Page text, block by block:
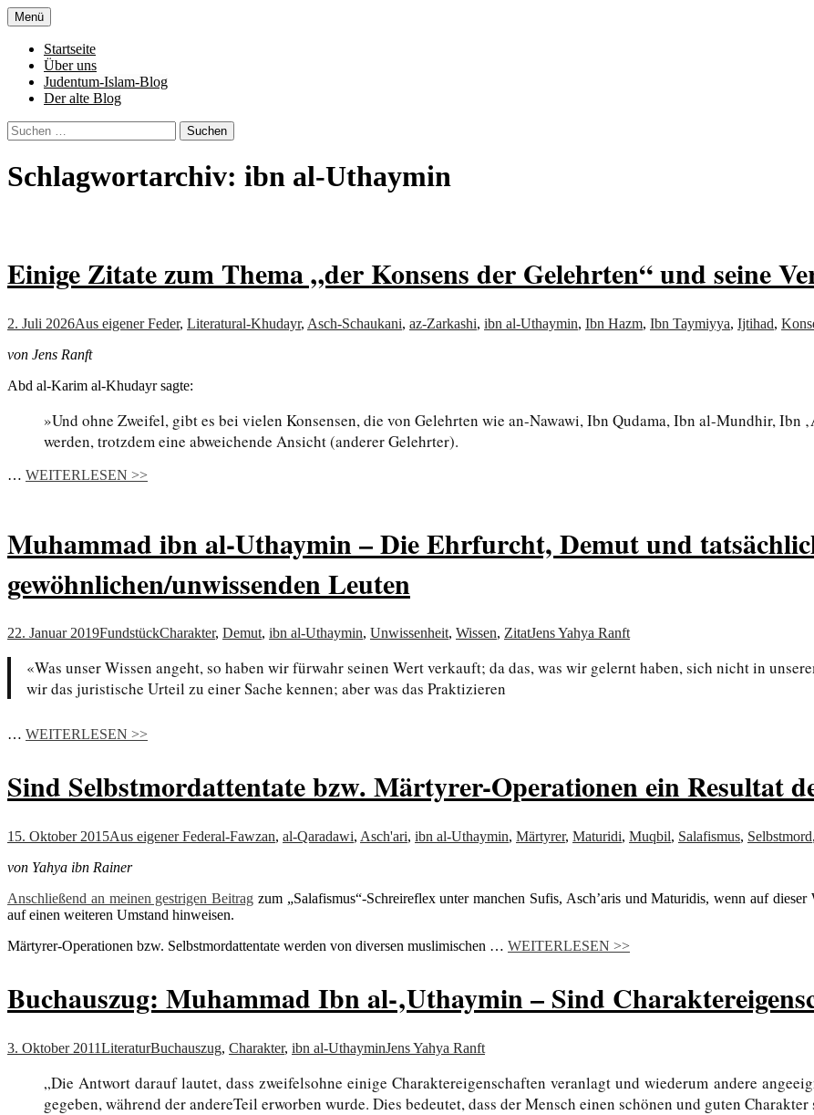
Zum
Inhalt
springen
Al-Adala.de
Menü
Startseite
Über uns
Judentum-Islam-Blog
Der alte Blog
Suchen
nach:
Schlagwortarchiv: ibn al-Uthaymin
Einige Zitate zum Thema „der Konsens der Gelehrten“ und seine
2. Juli 2026Aus eigener Feder, Literatural-Khudayr, Asch-Schaukani, az-Zarkashi, ibn al-Uthaymin, Ibn Hazm, Ibn Taymiyya, Ijtihad,
von Jens Ranft
Abd al-Karim al-Khudayr sagte:
»Und ohne Zweifel, gibt es bei vielen Konsensen, die von Gelehrten wie an-Nawawi, Ibn Qudama, Ibn al-Mundhir, Ibn
werden, trotzdem eine abweichende Ansicht (anderer Gelehrter).
… WEITERLESEN >>
Muhammad ibn al-Uthaymin – Die Ehrfurcht, Demut und
gewöhnlichen/unwissenden Leuten
22. Januar 2019FundstückCharakter, Demut, ibn al-Uthaymin, Unwissenheit, Wissen, ZitatJens Yahya Ranft
«Was unser Wissen angeht, so haben wir fürwahr seinen Wert verkauft; da das, was wir gelernt haben, sich nicht in
wir das juristische Urteil zu einer Sache kennen; aber was das Praktizieren
… WEITERLESEN >>
Sind Selbstmordattentate bzw. Märtyrer-Operationen ein Resultat
15. Oktober 2015Aus eigener Federal-Fawzan, al-Qaradawi, Asch'ari, ibn al-Uthaymin, Märtyrer, Maturidi, Muqbil, Salafismus, Selbstmord,
von Yahya ibn Rainer
Anschließend an meinen gestrigen Beitrag zum „Salafismus“-Schreireflex unter manchen Sufis, Asch’aris und Maturidis, wenn auf
auf einen weiteren Umstand hinweisen.
Märtyrer-Operationen bzw. Selbstmordattentate werden von diversen muslimischen … WEITERLESEN >>
Buchauszug: Muhammad Ibn al-‚Uthaymin – Sind
3. Oktober 2011LiteraturBuchauszug, Charakter, ibn al-UthayminJens Yahya Ranft
„Die Antwort darauf lautet, dass zweifelsohne einige Charaktereigenschaften veranlagt und wiederum andere
gegeben, während der andereTeil erworben wurde. Dies bedeutet, dass der Mensch einen schönen und guten Charakter